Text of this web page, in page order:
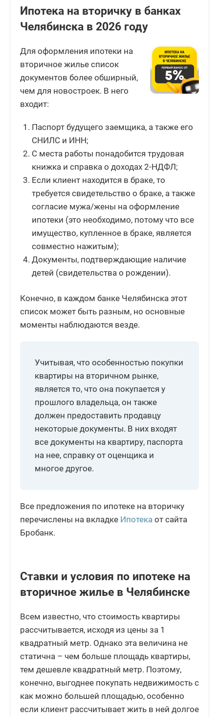
Ипотека на вторичку в банках
Челябинска в 2026 году
Для оформления ипотеки на
вторичное жилье список
документов более обширный,
чем для новостроек. В него
входит:
Паспорт будущего заемщика, а также его
СНИЛС и ИНН;
С места работы понадобится трудовая
книжка и справка о доходах 2-НДФЛ;
Если клиент находится в браке, то
требуется свидетельство о браке, а также
согласие мужа/жены на оформление
ипотеки (это необходимо, потому что все
имущество, купленное в браке, является
совместно нажитым);
Документы, подтверждающие наличие
детей (свидетельства о рождении).
Конечно, в каждом банке Челябинска этот
список может быть разным, но основные
моменты наблюдаются везде.
Учитывая, что особенностью покупки
квартиры на вторичном рынке,
является то, что она покупается у
прошлого владельца, он также
должен предоставить продавцу
некоторые документы. В них входят
все документы на квартиру, паспорта
на нее, справку от оценщика и
многое другое.
Все предложения по ипотеке на вторичку
перечислены на вкладке Ипотека от сайта
Бробанк.
Ставки и условия по ипотеке на
вторичное жилье в Челябинске
Всем известно, что стоимость квартиры
рассчитывается, исходя из цены за 1
квадратный метр. Однако эта величина не
статична – чем больше площадь квартиры,
тем дешевле квадратный метр. Поэтому,
конечно, выгоднее покупать недвижимость с
как можно большей площадью, особенно
если клиент рассчитывает жить в ней долгое